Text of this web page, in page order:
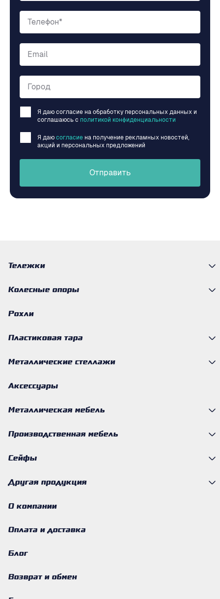
Телефон*
Email
Город
Я даю согласие на обработку персональных данных и
соглашаюсь c политикой конфиденциальности
Я даю согласие на получение рекламных новостей,
акций и персональных предложений
Отправить
Тележки
Колесные опоры
Рохли
Пластиковая тара
Металлические стеллажи
Аксессуары
Металлическая мебель
Производственная мебель
Сейфы
Другая продукция
О компании
Оплата и доставка
Блог
Возврат и обмен